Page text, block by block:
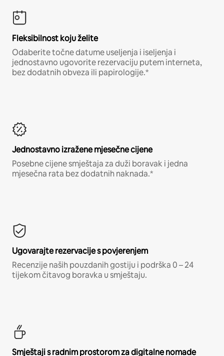
Fleksibilnost koju želite
Odaberite točne datume useljenja i iseljenja i
jednostavno ugovorite rezervaciju putem interneta,
bez dodatnih obveza ili papirologije.*
Jednostavno izražene mjesečne cijene
Posebne cijene smještaja za duži boravak i jedna
mjesečna rata bez dodatnih naknada.*
Ugovarajte rezervacije s povjerenjem
Recenzije naših pouzdanih gostiju i podrška 0 – 24
tijekom čitavog boravka u smještaju.
Smještaji s radnim prostorom za digitalne nomade